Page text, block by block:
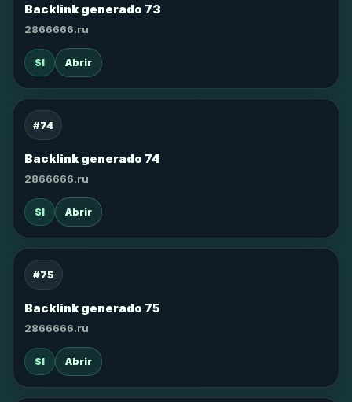
Backlink generado 73
2866666.ru
SI Abrir
#74
Backlink generado 74
2866666.ru
SI Abrir
#75
Backlink generado 75
2866666.ru
SI Abrir